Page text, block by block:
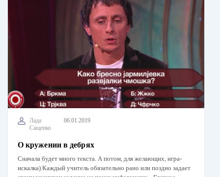
Лада
Сащенко
06.01.2019
О кружении в дебрях
Сначала будет много текста. А потом, для желающих, игра-
искалка) Каждый учитель обязательно рано или поздно задает